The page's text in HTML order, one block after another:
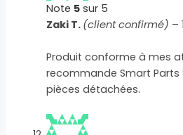
Note 5 sur 5
Zaki T. (client confirmé) –
Produit conforme à mes
recommande Smart
pièces détachées.